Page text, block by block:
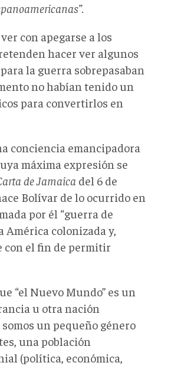
con apegarse a los
hacer ver algunos
la guerra sobrepasaban
no habían tenido un
para convertirlos en
conciencia emancipadora
máxima expresión se
de Jamaica del 6 de
Bolívar de lo ocurrido en
por él “guerra de
colonizada y,
con el fin de permitir
“el Nuevo Mundo” es un
u otra nación
un pequeño género
una población
(política, económica,